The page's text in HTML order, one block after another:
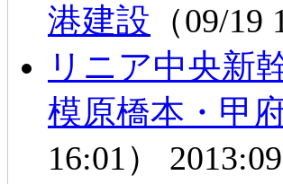
港建設 （09/19
リニア中央
模原橋本・甲
16:01）